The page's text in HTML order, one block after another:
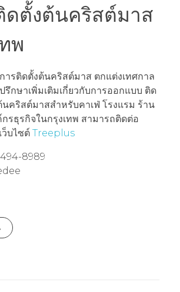
ดตั้งต้นคริสต์มาส
พ
ารติดตั้งต้นคริสต์มาส ตกแต่งเทศกาล
รึกษาเพิ่มเติมเกี่ยวกับการออกแบบ ติด
คริสต์มาสสำหรับคาเฟ่ โรงแรม ร้าน
รธุรกิจในกรุงเทพ สามารถติดต่อ
บไซต์ Treeplus
8989